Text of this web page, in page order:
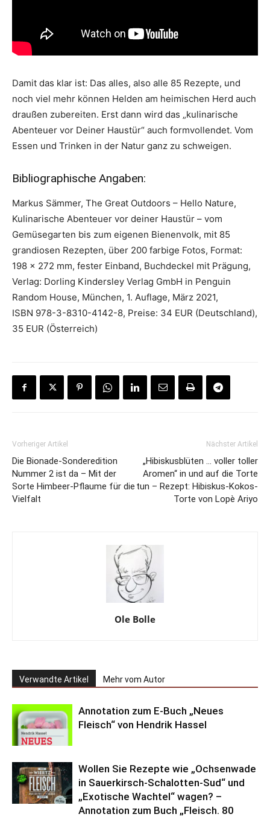
Damit das klar ist: Das alles, also alle 85 Rezepte, und
noch viel mehr können Helden am heimischen Herd auch
draußen zubereiten. Erst dann wird das „kulinarische
Abenteuer vor Deiner Haustür“ auch formvollendet. Vom
Essen und Trinken in der Natur ganz zu schweigen.
Bibliographische Angaben:
Markus Sämmer, The Great Outdoors – Hello Nature,
Kulinarische Abenteuer vor deiner Haustür – vom
Gemüsegarten bis zum eigenen Bienenvolk, mit 85
grandiosen Rezepten, über 200 farbige Fotos, Format:
198 x 272 mm, fester Einband, Buchdeckel mit Prägung,
Verlag: Dorling Kindersley Verlag GmbH in Penguin
Random House, München, 1. Auflage, März 2021,
ISBN 978-3-8310-4142-8, Preise: 34 EUR (Deutschland),
35 EUR (Österreich)
Vorheriger Artikel
Die Bionade-Sonderedition
Nummer 2 ist da – Mit der
Sorte Himbeer-Pflaume für die
Vielfalt
Nächster Artikel
„Hibiskusblüten … voller toller
Aromen“ in und auf die Torte
tun – Rezept: Hibiskus-Kokos-
Torte von Lopè Ariyo
Ole Bolle
Verwandte Artikel Mehr vom Autor
Annotation zum E-Buch „Neues
Fleisch“ von Hendrik Hassel
Wollen Sie Rezepte wie „Ochsenwade
in Sauerkirsch-Schalotten-Sud“ und
„Exotische Wachtel“ wagen? –
Annotation zum Buch „Fleisch. 80